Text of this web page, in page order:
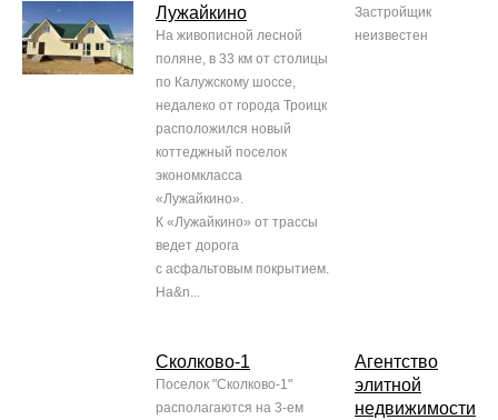
Лужайкино
На живописной лесной
поляне, в 33 км от столицы
по Калужскому шоссе,
недалеко от города Троицк
расположился новый
коттеджный поселок
экономкласса
«Лужайкино».
К «Лужайкино» от трассы
ведет дорога
с асфальтовым покрытием.
На&n...
Застройщик
неизвестен
Сколково-1
Поселок "Сколково-1"
располагаются на 3-ем
Агентство
элитной
недвижимости